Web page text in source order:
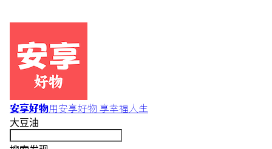
安享好物用安享好物 享幸福人生
大豆油